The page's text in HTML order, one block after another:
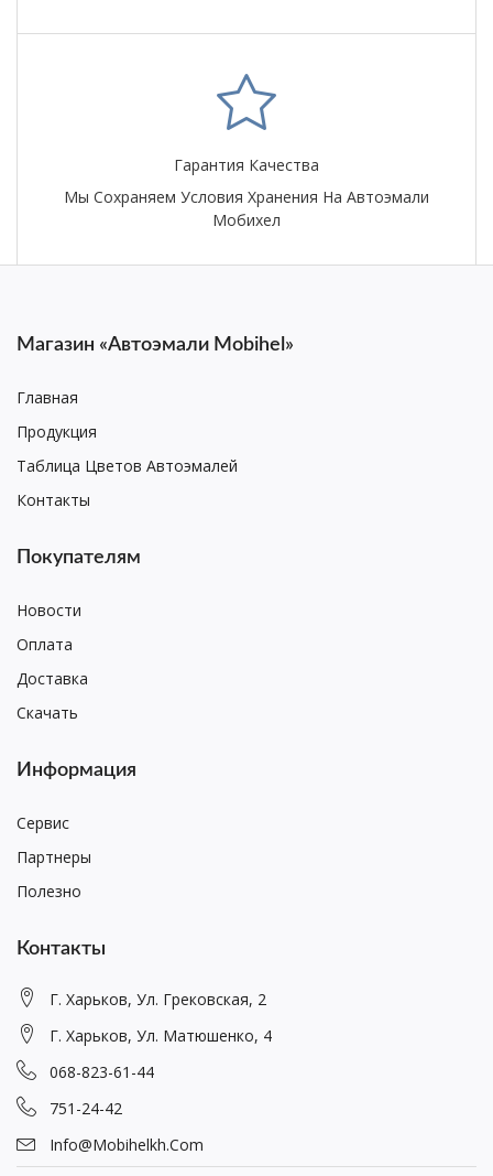
Гарантия Качества
Мы Сохраняем Условия Хранения На Автоэмали
Мобихел
Магазин «Автоэмали Mobihel»
Главная
Продукция
Таблица Цветов Автоэмалей
Контакты
Покупателям
Новости
Оплата
Доставка
Скачать
Информация
Сервис
Партнеры
Полезно
Контакты
Г. Харьков, Ул. Грековская, 2
Г. Харьков, Ул. Матюшенко, 4
068-823-61-44
751-24-42
Info@mobihelkh.com